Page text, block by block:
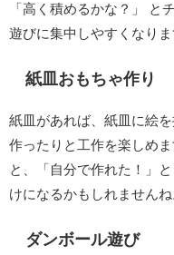
「高く積めるかな？」 と
遊びに集中しやすくなりま
紙皿おもちゃ作り
紙皿があれば、紙皿に絵
作ったりと工作を楽しめ
と、「自分で作れた！」
けになるかもしれませんね
ダンボール遊び